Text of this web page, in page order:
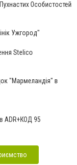
Особистостей
Ужгород"
Stelico
"Мармеландія" в
ADR+КОД 95